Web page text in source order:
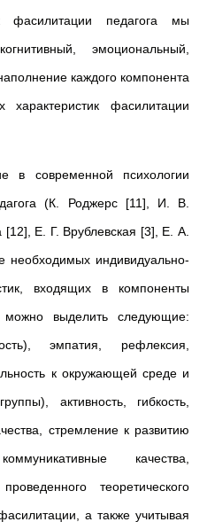
фасилитации педагога мы
эмоциональный,
каждого компонента
характеристик фасилитации
в современной психологии
(К. Роджерс [11], И. В.
Е. Г. Врублевская [3], Е. А.
необходимых индивидуально-
входящих в компоненты
можно выделить следующие:
эмпатия, рефлексия,
к окружающей среде и
активность, гибкость,
стремление к развитию
качества,
теоретического
а также учитывая